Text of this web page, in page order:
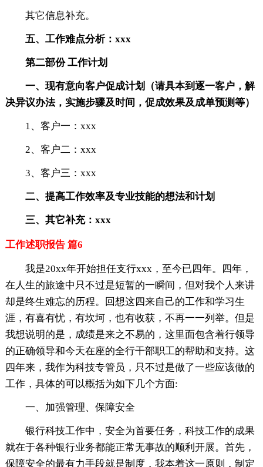
其它信息补充。
五、工作难点分析：xxx
第二部份 工作计划
一、现有意向客户促成计划（请具本到逐一客户，解
决异议办法，实施步骤及时间，促成效果及成单预测等）
1、客户一：xxx
2、客户二：xxx
3、客户三：xxx
二、提高工作效率及专业技能的想法和计划
三、其它补充：xxx
工作述职报告 篇6
我是20xx年开始担任支行xxx，至今已四年。四年，
在人生的旅途中只不过是短暂的一瞬间，但对我个人来讲
却是终生难忘的历程。回想这四来自己的工作和学习生
涯，有喜有忧，有坎坷，也有收获，不再一一列举。但是
我想说明的是，成绩是来之不易的，这里面包含着行领导
的正确领导和今天在座的全行干部职工的帮助和支持。这
四年来，我作为科技专管员，只不过是做了一些应该做的
工作，具体的可以概括为如下几个方面:
一、加强管理、保障安全
银行科技工作中，安全为首要任务，科技工作的成果
就在于各种银行业务都能正常无事故的顺利开展。首先，
保障安全的最有力手段就是制度，我本着这一原则，制定